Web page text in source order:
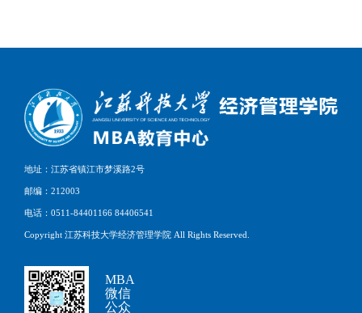
地址：江苏省镇江市梦溪路2号
邮编：212003
电话：0511-84401166 84406541
Copyright 江苏科技大学经济管理学院 All Rights Reserved.
MBA
微信
公众